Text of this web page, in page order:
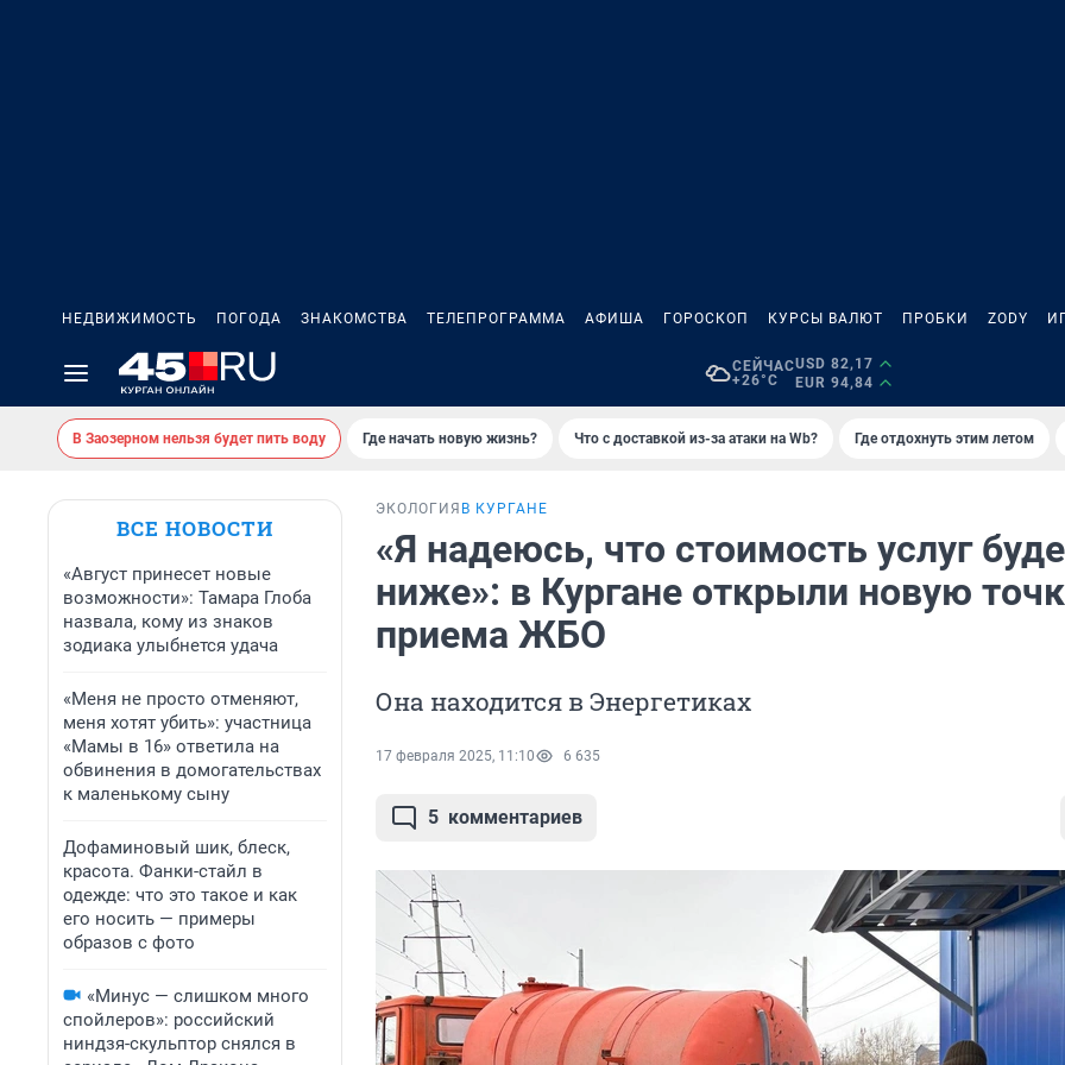
НЕДВИЖИМОСТЬ ПОГОДА ЗНАКОМСТВА ТЕЛЕПРОГРАММА АФИША ГОРОСКОП КУРСЫ ВАЛЮТ ПРОБКИ ZODY
СЕЙЧАС
+26°C
USD 82,17
EUR 94,84
В Заозерном нельзя будет пить воду Где начать новую жизнь? Что с доставкой из-за атаки на Wb? Где отдохнуть этим летом
ВСЕ НОВОСТИ
«Август принесет новые
возможности»: Тамара Глоба
назвала, кому из знаков
зодиака улыбнется удача
«Меня не просто отменяют,
меня хотят убить»: участница
«Мамы в 16» ответила на
обвинения в домогательствах
к маленькому сыну
Дофаминовый шик, блеск,
красота. Фанки-стайл в
одежде: что это такое и как
его носить — примеры
образов с фото
«Минус — слишком много
спойлеров»: российский
ниндзя-скульптор снялся в
ЭКОЛОГИЯ В КУРГАНЕ
«Я надеюсь, что стоимость услуг
ниже»: в Кургане открыли новую
приема ЖБО
Она находится в Энергетиках
17 февраля 2025, 11:10 6 635
5 комментариев